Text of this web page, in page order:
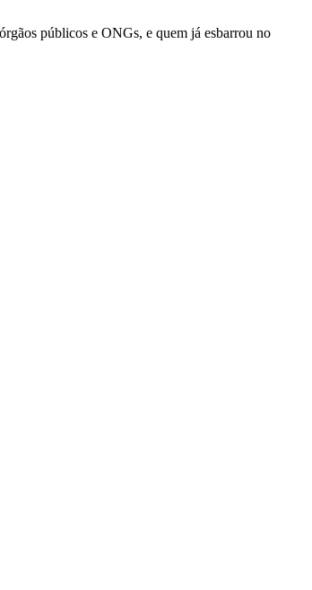
públicos e ONGs, e quem já esbarrou no